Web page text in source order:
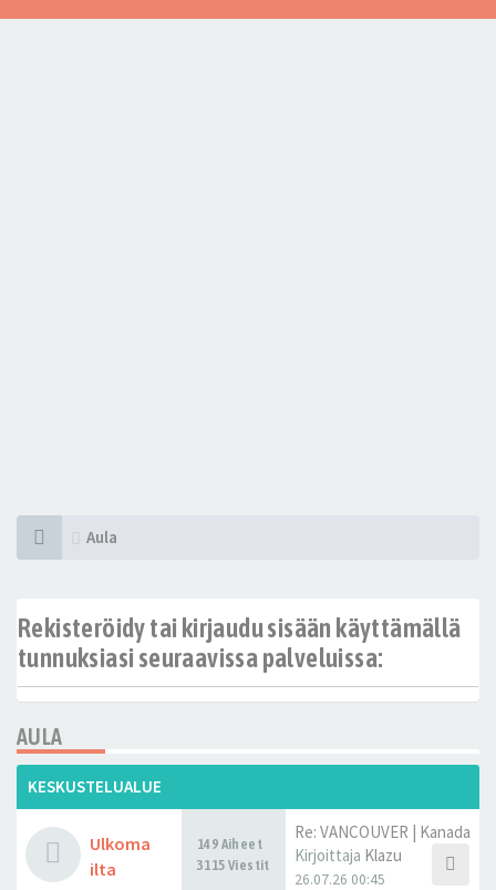
Aula
Rekisteröidy tai kirjaudu sisään käyttämällä
tunnuksiasi seuraavissa palveluissa:
AULA
KESKUSTELUALUE
Ulkoma
ilta
149 Aiheet
3115 Viestit
Re: VANCOUVER | Kanada
Kirjoittaja Klazu
26.07.26 00:45